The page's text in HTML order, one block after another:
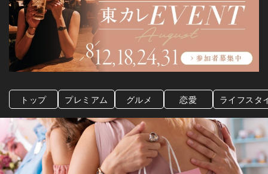
トップ プレミアム グルメ 恋愛 ライフスタ